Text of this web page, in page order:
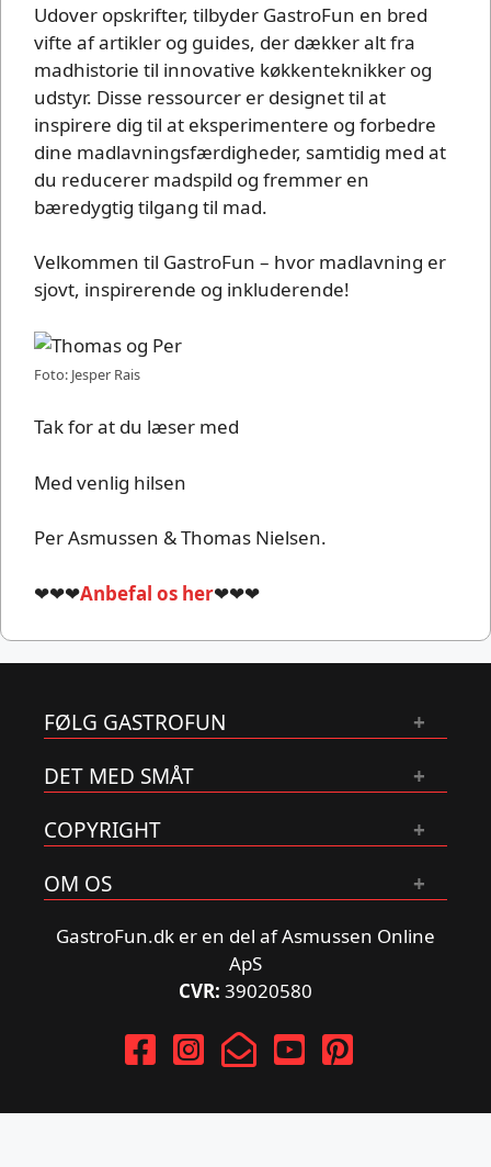
Udover opskrifter, tilbyder GastroFun en bred
vifte af artikler og guides, der dækker alt fra
madhistorie til innovative køkkenteknikker og
udstyr. Disse ressourcer er designet til at
inspirere dig til at eksperimentere og forbedre
dine madlavningsfærdigheder, samtidig med at
du reducerer madspild og fremmer en
bæredygtig tilgang til mad.
Velkommen til GastroFun – hvor madlavning er
sjovt, inspirerende og inkluderende!
Foto: Jesper Rais
Tak for at du læser med
Med venlig hilsen
Per Asmussen & Thomas Nielsen.
❤❤❤Anbefal os her❤❤❤
FØLG GASTROFUN
DET MED SMÅT
COPYRIGHT
OM OS
GastroFun.dk er en del af Asmussen Online
ApS
CVR: 39020580